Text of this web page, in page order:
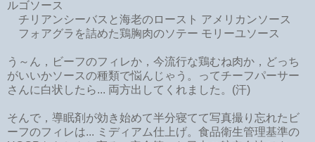
ルゴソース
チリアンシーバスと海老のロースト アメリカンソース
フォアグラを詰めた鶏胸肉のソテー モリーユソース
う～ん，ビーフのフィレか，今流行な鶏むね肉か，どっち
がいいかソースの種類で悩んじゃう。ってチーフパーサー
さんに白状したら... 両方出してくれました。(汗)
そんで，導眠剤が効き始めて半分寝てて写真撮り忘れたビ
ーフのフィレは... ミディアム仕上げ。食品衛生管理基準の